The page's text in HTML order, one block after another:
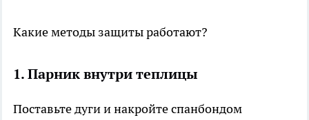
Какие методы защиты работают?
1. Парник внутри теплицы
Поставьте дуги и накройте спанбондом